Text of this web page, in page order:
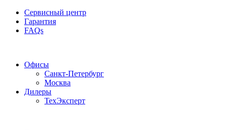
Сервисный центр
Гарантия
FAQs
Офисы
Санкт-Петербург
Москва
Дилеры
ТехЭксперт